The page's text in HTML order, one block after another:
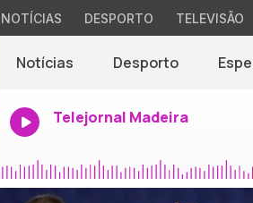
NOTÍCIAS DESPORTO TELEVISÃO
Notícias Desporto
Telejornal Madeira